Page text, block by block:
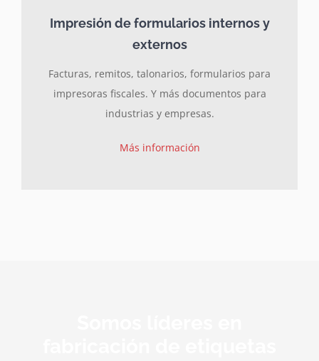
Impresión de formularios internos y
externos
Facturas, remitos, talonarios, formularios para
impresoras fiscales. Y más documentos para
industrias y empresas.
Más información